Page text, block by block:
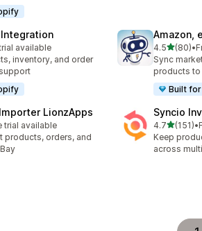
Integration
97件available
inventory, and order
Amazon,
4.55つ星中
(80)
合計レビュ
•
Sync
products to
Built
LionzApps
232件
trial available
products, orders, and
Syncio
4.75つ星中
(151)
合計レビュ•
Keep
across